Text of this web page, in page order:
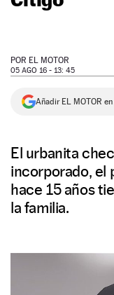
SUPERCOCHES
SERVICIOS
NEWSLETTER
POR EL MOTOR
05 AGO 16 - 13: 45
Añadir EL MOTOR
El urbanita
incorporado, el
hace 15 años
la familia.